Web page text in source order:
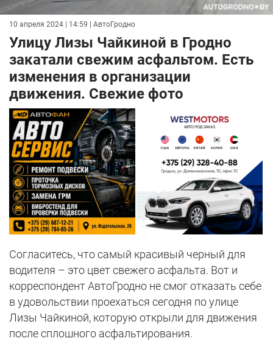
10 апреля 2024 | 14:59 | АвтоГродно
Улицу Лизы Чайкиной в Гродно
закатали свежим асфальтом. Есть
изменения в организации
движения. Свежие фото
Согласитесь, что самый красивый черный для
водителя – это цвет свежего асфальта. Вот и
корреспондент АвтоГродно не смог отказать себе
в удовольствии проехаться сегодня по улице
Лизы Чайкиной, которую открыли для движения
после сплошного асфальтирования.